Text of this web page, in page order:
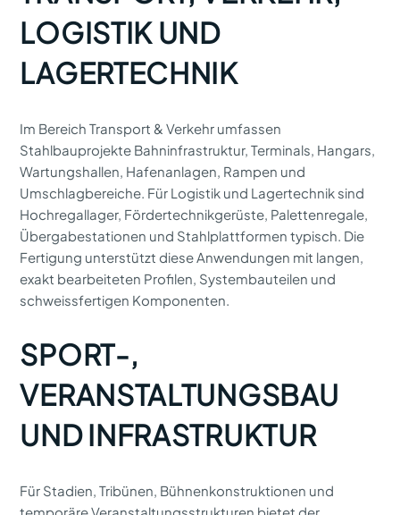
LOGISTIK UND
LAGERTECHNIK
Im Bereich Transport & Verkehr umfassen
Stahlbauprojekte Bahninfrastruktur, Terminals, Hangars,
Wartungshallen, Hafenanlagen, Rampen und
Umschlagbereiche. Für Logistik und Lagertechnik sind
Hochregallager, Fördertechnikgerüste, Palettenregale,
Übergabestationen und Stahlplattformen typisch. Die
Fertigung unterstützt diese Anwendungen mit langen,
exakt bearbeiteten Profilen, Systembauteilen und
schweissfertigen Komponenten.
SPORT-,
VERANSTALTUNGSBAU
UND INFRASTRUKTUR
Für Stadien, Tribünen, Bühnenkonstruktionen und